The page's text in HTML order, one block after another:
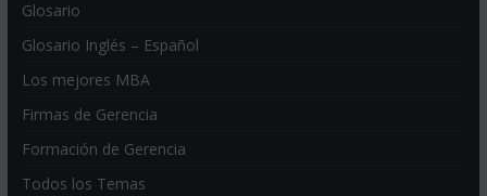
Glosario
Glosario Inglés – Español
Los mejores MBA
Firmas de Gerencia
Formación de Gerencia
Todos los Temas